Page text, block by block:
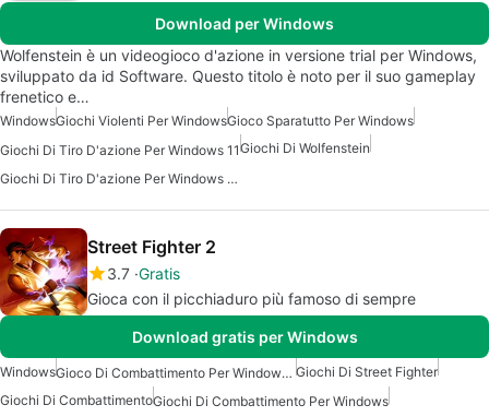
Download per Windows
Wolfenstein è un videogioco d'azione in versione trial per Windows,
sviluppato da id Software. Questo titolo è noto per il suo gameplay
frenetico e…
WindowsGiochi Violenti Per WindowsGioco Sparatutto Per Windows
Giochi Di Tiro D'azione Per Windows 11Giochi Di Wolfenstein
Giochi Di Tiro D'azione Per Windows 10
Street Fighter 2
3.7 Gratis
Gioca con il picchiaduro più famoso di sempre
Download gratis per Windows
Windows Gioco Di Combattimento Per Windows 10 Giochi Di Street Fighter
Giochi Di CombattimentoGiochi Di Combattimento Per Windows